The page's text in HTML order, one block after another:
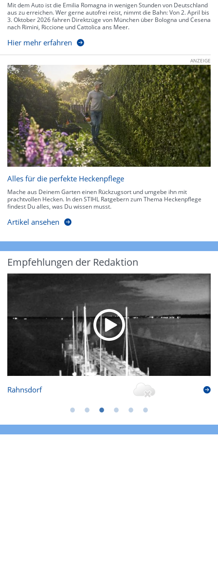
Mit dem Auto ist die Emilia Romagna in wenigen Stunden von Deutschland
aus zu erreichen. Wer gerne autofrei reist, nimmt die Bahn: Von 2. April bis
3. Oktober 2026 fahren Direktzüge von München über Bologna und Cesena
nach Rimini, Riccione und Cattolica ans Meer.
Hier mehr erfahren
ANZEIGE
Alles für die perfekte Heckenpflege
Mache aus Deinem Garten einen Rückzugsort und umgebe ihn mit
prachtvollen Hecken. In den STIHL Ratgebern zum Thema Heckenpflege
findest Du alles, was Du wissen musst.
Artikel ansehen
Empfehlungen der Redaktion
Rahnsdorf